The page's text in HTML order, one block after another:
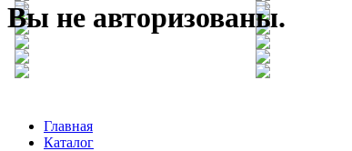
Вы не авторизованы.
Главная
Каталог